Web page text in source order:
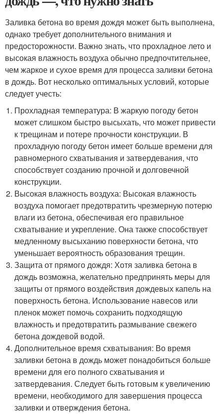
Заливка бетона во время дождя может быть выполнена,
однако требует дополнительного внимания и
предосторожности. Важно знать, что прохладное лето и
высокая влажность воздуха обычно предпочтительнее,
чем жаркое и сухое время для процесса заливки бетона
в дождь. Вот несколько оптимальных условий, которые
следует учесть:
Прохладная температура: В жаркую погоду бетон
может слишком быстро высыхать, что может привести
к трещинам и потере прочности конструкции. В
прохладную погоду бетон имеет больше времени для
равномерного схватывания и затвердевания, что
способствует созданию прочной и долговечной
конструкции.
Высокая влажность воздуха: Высокая влажность
воздуха помогает предотвратить чрезмерную потерю
влаги из бетона, обеспечивая его правильное
схватывание и укрепление. Она также способствует
медленному высыханию поверхности бетона, что
уменьшает вероятность образования трещин.
Защита от прямого дождя: Хотя заливка бетона в
дождь возможна, желательно предпринять меры для
защиты от прямого воздействия дождевых капель на
поверхность бетона. Использование навесов или
пленок может помочь сохранить подходящую
влажность и предотвратить размывание свежего
бетона дождевой водой.
Дополнительное время схватывания: Во время
заливки бетона в дождь может понадобиться больше
времени для его полного схватывания и
затвердевания. Следует быть готовым к увеличению
времени, необходимого для завершения процесса
заливки и отверждения бетона.